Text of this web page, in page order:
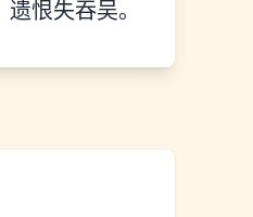
恨失吞吴。